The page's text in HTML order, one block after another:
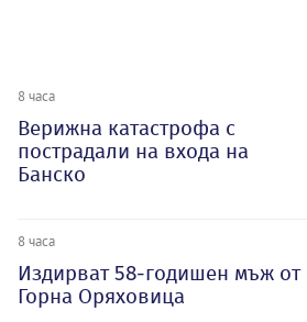
8 часа
Верижна катастрофа с
пострадали на входа на
Банско
8 часа
Издирват 58-годишен мъж от
Горна Оряховица